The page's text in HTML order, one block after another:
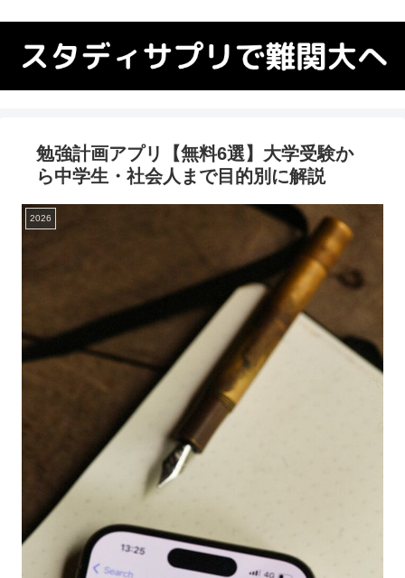
勉強計画アプリ【無料6選】大学受験か
ら中学生・社会人まで目的別に解説
2026